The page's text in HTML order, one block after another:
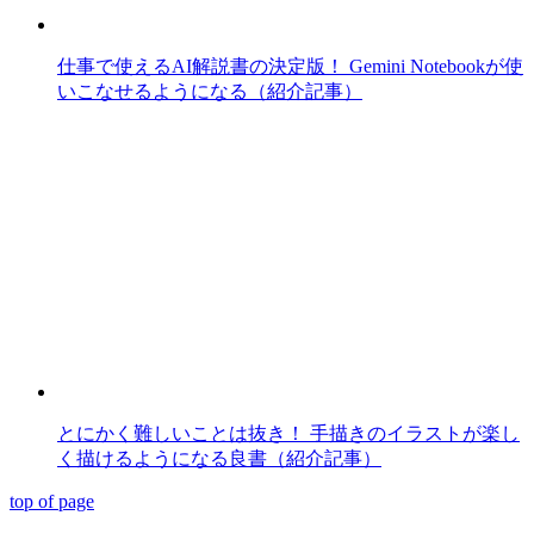
仕事で使えるAI解説書の決定版！ Gemini Notebookが使
いこなせるようになる（紹介記事）
とにかく難しいことは抜き！ 手描きのイラストが楽し
く描けるようになる良書（紹介記事）
top of page